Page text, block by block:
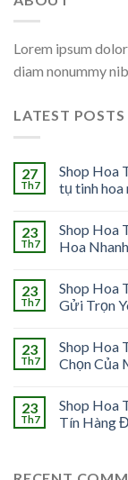
Lorem ipsum
diam nonummy
LATEST POSTS
27
Th7
Shop Hoa
tụ tinh hoa
23
Th7
Shop Hoa
Hoa
23
Th7
Shop Hoa
Gửi Trọn
23
Th7
Shop Hoa
Chọn Của
23
Th7
Shop Hoa
Tín Hàng